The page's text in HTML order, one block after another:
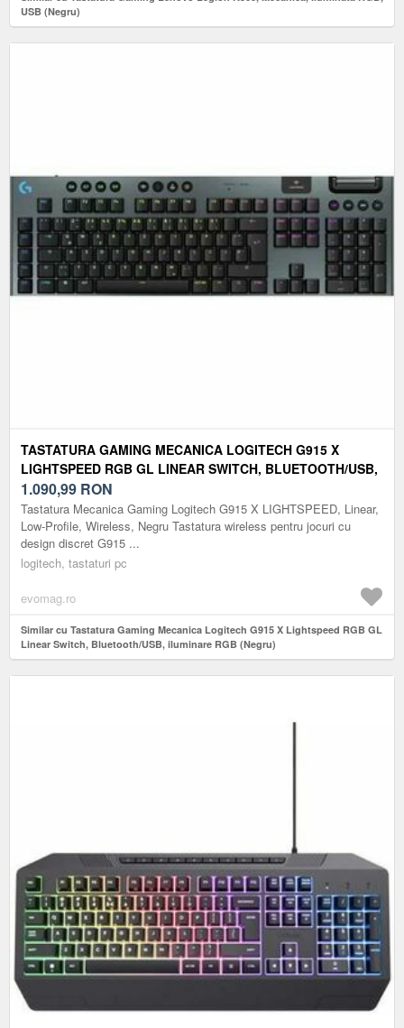
USB (Negru)
TASTATURA GAMING MECANICA LOGITECH G915 X
LIGHTSPEED RGB GL LINEAR SWITCH, BLUETOOTH/USB,
ILUMINARE RGB (NEGRU)
1.090,99 RON
Tastatura Mecanica Gaming Logitech G915 X LIGHTSPEED, Linear,
Low-Profile, Wireless, Negru Tastatura wireless pentru jocuri cu
design discret G915 ...
logitech, tastaturi pc
evomag.ro
Similar cu Tastatura Gaming Mecanica Logitech G915 X Lightspeed RGB GL
Linear Switch, Bluetooth/USB, iluminare RGB (Negru)